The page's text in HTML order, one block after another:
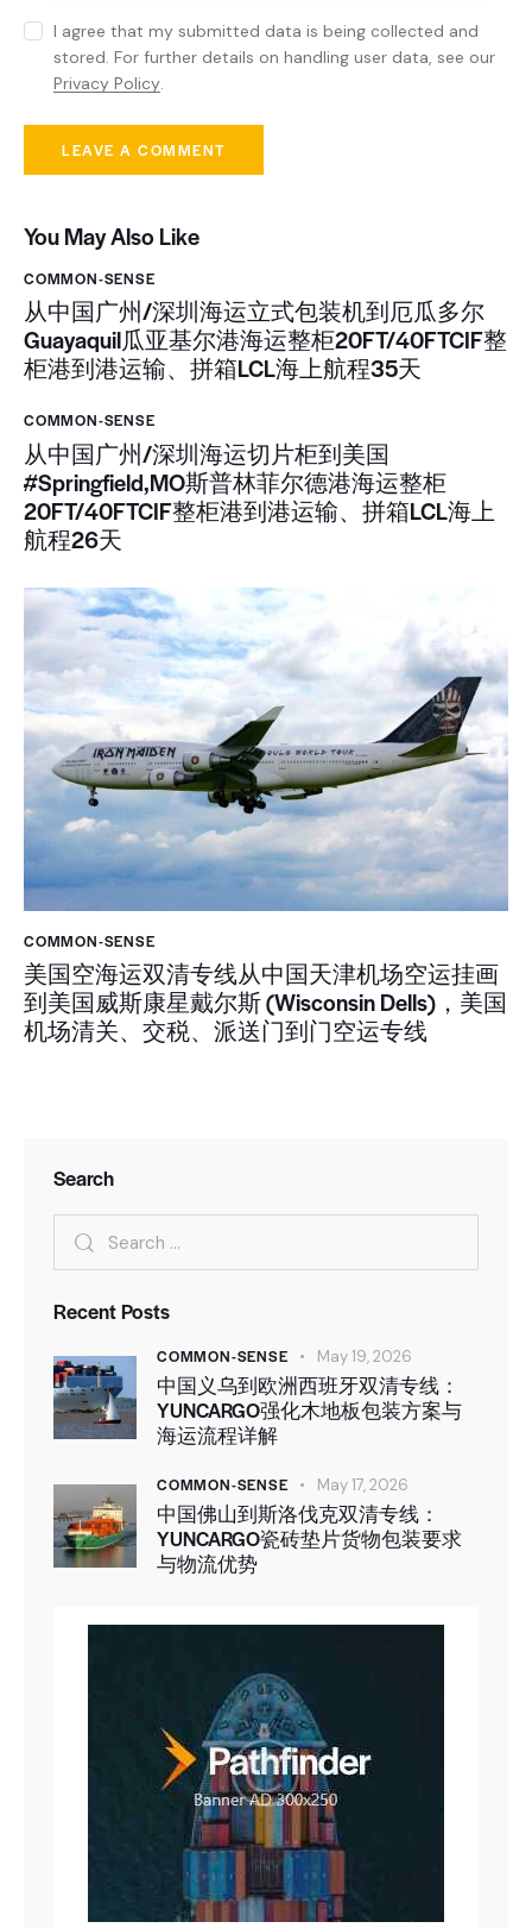
I agree that my submitted data is being collected and
stored. For further details on handling user data, see our
Privacy Policy
You May Also Like
COMMON-SENSE
从中国广州/深圳海运立式包装机到厄瓜多尔
Guayaquil瓜亚基尔港海运整柜20FT/40FTCIF整
柜港到港运输、拼箱LCL海上航程35天
COMMON-SENSE
从中国广州/深圳海运切片柜到美国
#Springfield,MO斯普林菲尔德港海运整柜
20FT/40FTCIF整柜港到港运输、拼箱LCL海上
航程26天
COMMON-SENSE
美国空海运双清专线从中国天津机场空运挂画
到美国威斯康星戴尔斯 (Wisconsin Dells)，美国
机场清关、交税、派送门到门空运专线
Search
Recent Posts
COMMON-SENSE May 19, 2026
中国义乌到欧洲西班牙双清专线：
YUNCARGO强化木地板包装方案与
海运流程详解
COMMON-SENSE May 17, 2026
中国佛山到斯洛伐克双清专线：
YUNCARGO瓷砖垫片货物包装要求
与物流优势